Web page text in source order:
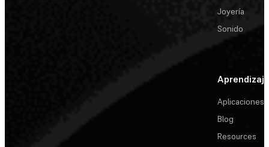
Joyería
Sonido
Aprendizaje
Aplicaciones
Blog
Resources